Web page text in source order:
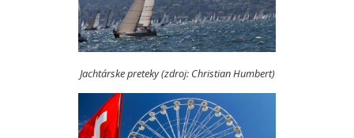
Jachtárske preteky (zdroj: Christian Humbert)